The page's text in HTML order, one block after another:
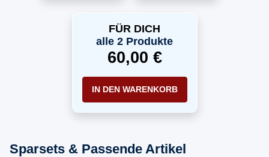
CB543A, CB542A,
CB540A) Toner
FÜR DICH
alle 2 Produkte
60,00 €
IN DEN WARENKORB
Sparsets & Passende Artikel